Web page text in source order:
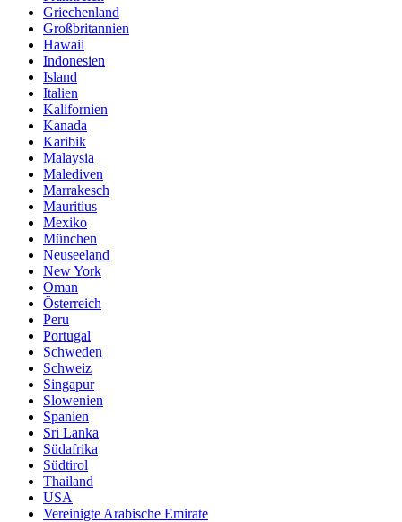
Griechenland
Großbritannien
Hawaii
Indonesien
Island
Italien
Kalifornien
Kanada
Karibik
Malaysia
Malediven
Marrakesch
Mauritius
Mexiko
München
Neuseeland
New York
Oman
Österreich
Peru
Portugal
Schweden
Schweiz
Singapur
Slowenien
Spanien
Sri Lanka
Südafrika
Südtirol
Thailand
USA
Vereinigte Arabische Emirate